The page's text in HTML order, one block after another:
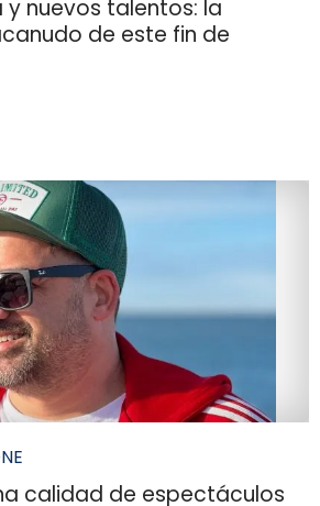
y nuevos talentos: la
de este fin de
calidad de espectáculos